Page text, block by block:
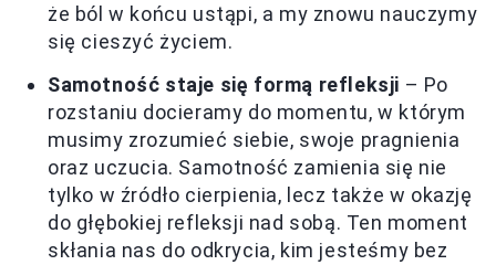
że ból w końcu ustąpi, a my znowu nauczymy
się cieszyć życiem.
Samotność staje się formą refleksji – Po
rozstaniu docieramy do momentu, w którym
musimy zrozumieć siebie, swoje pragnienia
oraz uczucia. Samotność zamienia się nie
tylko w źródło cierpienia, lecz także w okazję
do głębokiej refleksji nad sobą. Ten moment
skłania nas do odkrycia, kim jesteśmy bez